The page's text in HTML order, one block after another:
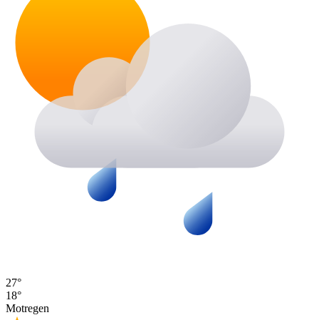
27°
18°
Motregen